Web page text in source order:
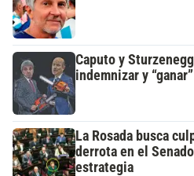
Caputo y
indemnizar y
La Rosada busca
derrota en el
estrategia